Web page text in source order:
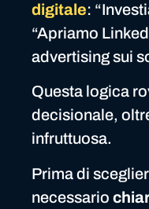
digitale:
“Apriamo
advertising sui
Questa logica
decisionale,
infruttuosa.
Prima di
necessario